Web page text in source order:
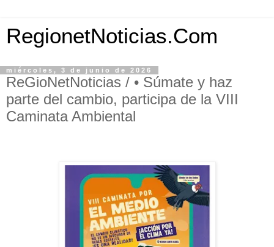
RegionetNoticias.Com
miércoles, 3 de junio de 2026
ReGioNetNoticias / • Súmate y haz
parte del cambio, participa de la VIII
Caminata Ambiental